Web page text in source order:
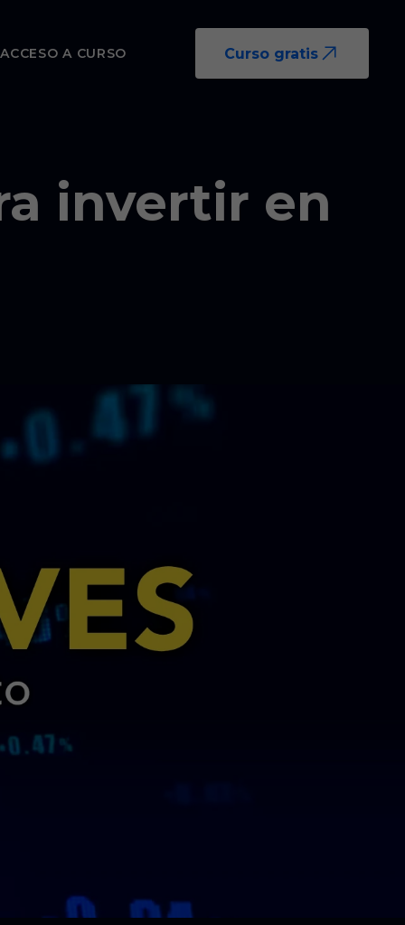
ACCESO A CURSO Curso gratis
invertir en